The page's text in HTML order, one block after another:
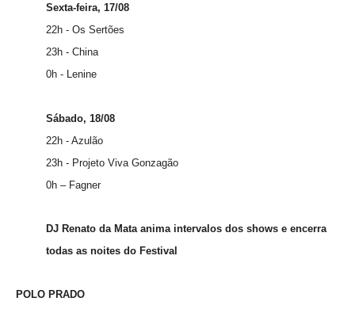
Sexta-feira, 17/08
22h - Os Sertões
23h - China
0h - Lenine
Sábado, 18/08
22h - Azulão
23h - Projeto Viva Gonzagão
0h – Fagner
DJ Renato da Mata anima intervalos dos shows e encerra
todas as noites do Festival
POLO PRADO